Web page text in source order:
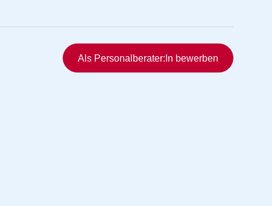
Schnellzugriff
Als Personalberater:In bewerben